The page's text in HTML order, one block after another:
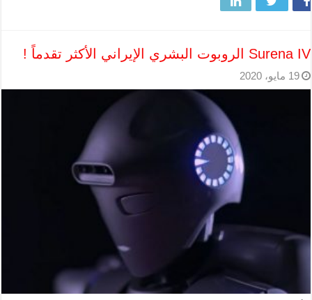
Surena IV الروبوت البشري الإيراني الأكثر تقدماً !
19 مايو، 2020